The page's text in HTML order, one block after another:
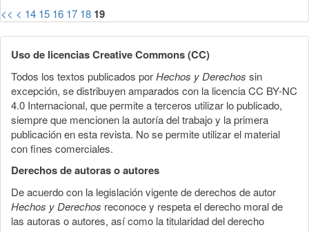
<< < 14 15 16 17 18 19
Uso de licencias Creative Commons (CC)
Todos los textos publicados porHechos y Derechos sin
excepción, se distribuyen amparados con la licencia CC BY-NC
4.0 Internacional, que permite a terceros utilizar lo publicado,
siempre que mencionen la autoría del trabajo y la primera
publicación en esta revista. No se permite utilizar el material
con fines comerciales.
Derechos de autoras o autores
De acuerdo con la legislación vigente de derechos de autor
Hechos y Derechos reconoce y respeta el derecho moral de
las autoras o autores, así como la titularidad del derecho